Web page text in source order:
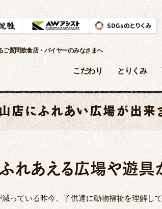
ご質問飲食店・バイヤーのみなさまへ
こだわり とりくみ
店にふれあい広場が出来
れあえる広場や遊具
っている昨今、子供達に動物福祉を理解し